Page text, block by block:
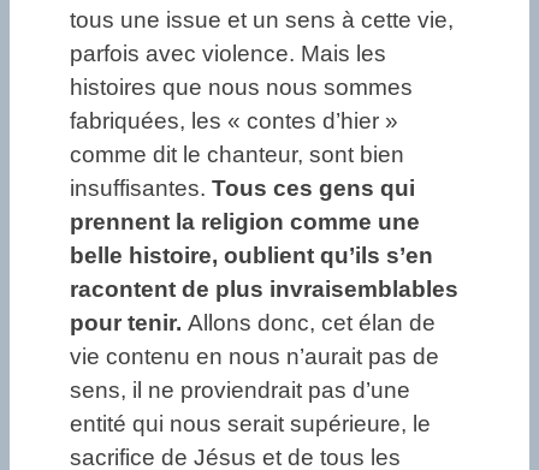
tous une issue et un sens à cette vie,
parfois avec violence. Mais les
histoires que nous nous sommes
fabriquées, les « contes d’hier »
comme dit le chanteur, sont bien
insuffisantes. Tous ces gens qui
prennent la religion comme une
belle histoire, oublient qu’ils s’en
racontent de plus invraisemblables
pour tenir. Allons donc, cet élan de
vie contenu en nous n’aurait pas de
sens, il ne proviendrait pas d’une
entité qui nous serait supérieure, le
sacrifice de Jésus et de tous les